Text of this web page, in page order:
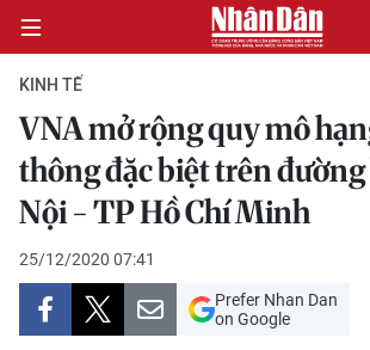
CHÍNH TRỊ
KINH TẾ
VĂN HÓA
XÃ HỘI
KINH TẾ
VNA mở rộng quy mô
thông đặc biệt trên đường
Nội - TP Hồ Chí Minh
25/12/2020 07:41
Prefer Nhan Dan
on Google